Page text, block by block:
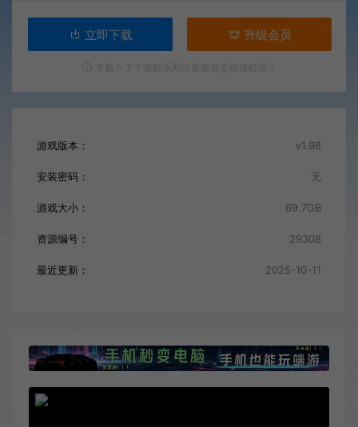
立即下载 升级会员
游戏版本： v1.98
安装密码： 无
游戏大小： 69.7GB
资源编号： 29308
最近更新： 2025-10-11